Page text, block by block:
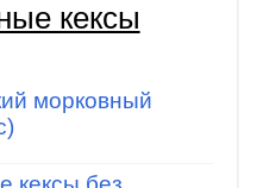
кексы
морковный